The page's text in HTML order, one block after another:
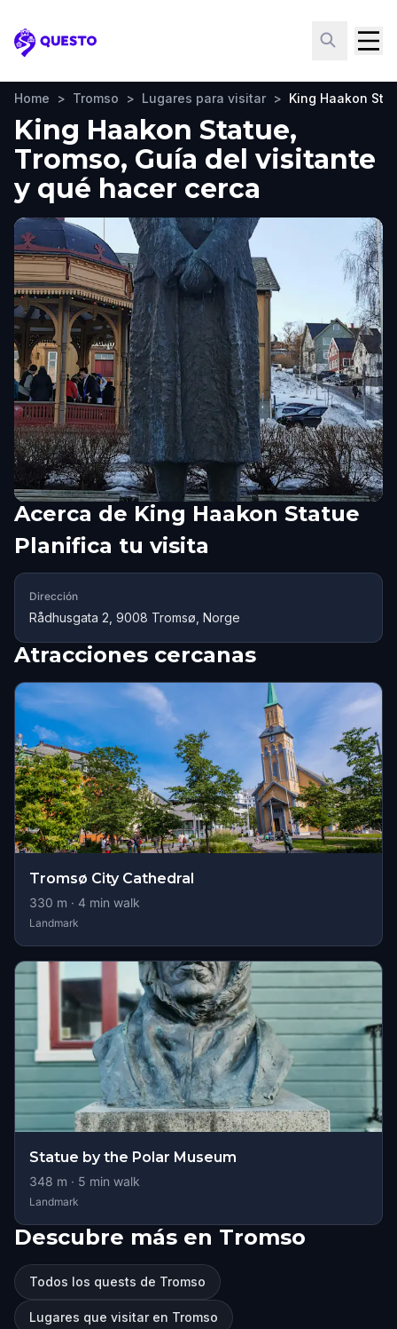
Questo
Home > Tromso > Lugares para visitar > King Haakon
King Haakon Statue,
Tromso, Guía del visitante
y qué hacer cerca
Acerca de King Haakon Statue
Planifica tu visita
Dirección
Rådhusgata 2, 9008 Tromsø, Norge
Atracciones cercanas
Tromsø City Cathedral
330 m · 4 min walk
Landmark
Statue by the Polar Museum
348 m · 5 min walk
Landmark
Descubre más en Tromso
Todos los quests de Tromso
Lugares que visitar en Tromso